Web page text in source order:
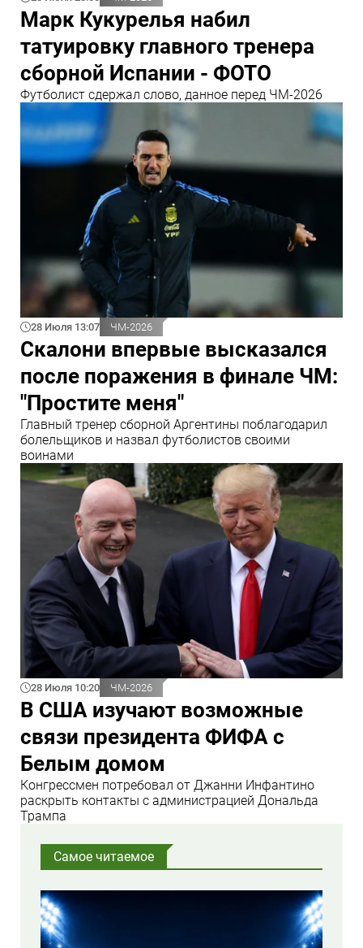
Марк Кукурелья набил
татуировку главного тренера
сборной Испании - ФОТО
Футболист сдержал слово, данное перед ЧМ-2026
28 Июля 13:07 ЧМ-2026
Скалони впервые высказался
после поражения в финале ЧМ:
"Простите меня"
Главный тренер сборной Аргентины поблагодарил
болельщиков и назвал футболистов своими
воинами
28 Июля 10:20 ЧМ-2026
В США изучают возможные
связи президента ФИФА с
Белым домом
Конгрессмен потребовал от Джанни Инфантино
раскрыть контакты с администрацией Дональда
Трампа
Самое читаемое